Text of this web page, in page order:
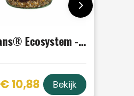
Wardians® Ecosystem - Bottle small
€ 10,88 Bekijk